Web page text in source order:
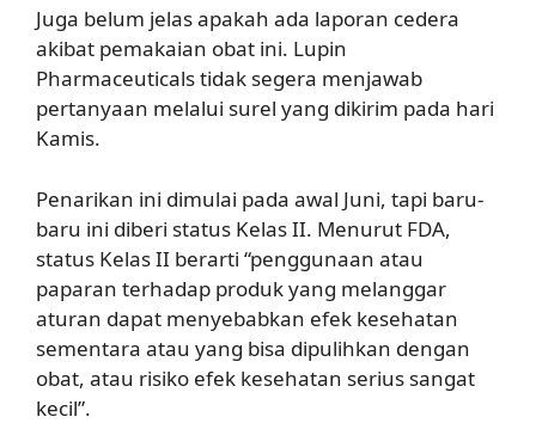
Juga belum jelas apakah ada laporan cedera
akibat pemakaian obat ini. Lupin
Pharmaceuticals tidak segera menjawab
pertanyaan melalui surel yang dikirim pada hari
Kamis.
Penarikan ini dimulai pada awal Juni, tapi baru-
baru ini diberi status Kelas II. Menurut FDA,
status Kelas II berarti “penggunaan atau
paparan terhadap produk yang melanggar
aturan dapat menyebabkan efek kesehatan
sementara atau yang bisa dipulihkan dengan
obat, atau risiko efek kesehatan serius sangat
kecil”.